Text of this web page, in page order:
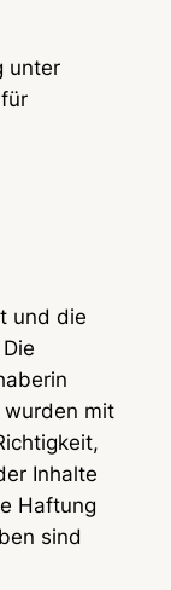
unter
und die
wurden mit
Inhalte
Haftung
sind